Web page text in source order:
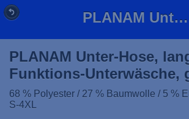
PLANAM Unter-Hose, lang, Funktions-Unterwäsche, grau
PLANAM Unter-Hose,
Funktions-Unterwäsche,
68 % Polyester / 27 % Baumwolle / 5 %
S-4XL